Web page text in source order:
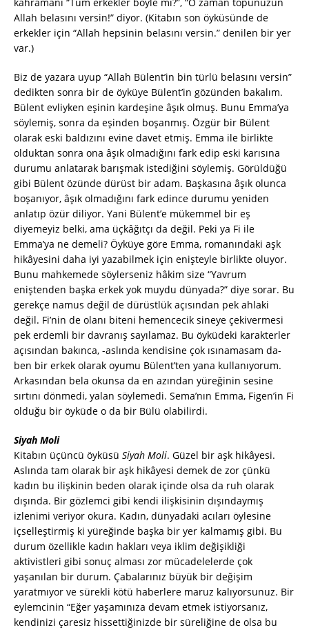
Allah belasını versin!” diyor. (Kitabın son öyküsünde de
erkekler için “Allah hepsinin belasını versin.” denilen bir yer
var.)
Biz de yazara uyup “Allah Bülent’in bin türlü belasını versin”
dedikten sonra bir de öyküye Bülent’in gözünden bakalım.
Bülent evliyken eşinin kardeşine âşık olmuş. Bunu Emma’ya
söylemiş, sonra da eşinden boşanmış. Özgür bir Bülent
olarak eski baldızını evine davet etmiş. Emma ile birlikte
olduktan sonra ona âşık olmadığını fark edip eski karısına
durumu anlatarak barışmak istediğini söylemiş. Görüldüğü
gibi Bülent özünde dürüst bir adam. Başkasına âşık olunca
boşanıyor, âşık olmadığını fark edince durumu yeniden
anlatıp özür diliyor. Yani Bülent’e mükemmel bir eş
diyemeyiz belki, ama üçkâğıtçı da değil. Peki ya Fi ile
Emma’ya ne demeli? Öyküye göre Emma, romanındaki aşk
hikâyesini daha iyi yazabilmek için enişteyle birlikte oluyor.
Bunu mahkemede söylerseniz hâkim size “Yavrum
eniştenden başka erkek yok muydu dünyada?” diye sorar. Bu
gerekçe namus değil de dürüstlük açısından pek ahlaki
değil. Fi’nin de olanı biteni hemencecik sineye çekivermesi
pek erdemli bir davranış sayılamaz. Bu öyküdeki karakterler
açısından bakınca, -aslında kendisine çok ısınamasam da-
ben bir erkek olarak oyumu Bülent’ten yana kullanıyorum.
Arkasından bela okunsa da en azından yüreğinin sesine
sırtını dönmedi, yalan söylemedi. Sema’nın Emma, Figen’in Fi
olduğu bir öyküde o da bir Bülü olabilirdi.
Siyah Moli
Kitabın üçüncü öyküsü Siyah Moli. Güzel bir aşk hikâyesi.
Aslında tam olarak bir aşk hikâyesi demek de zor çünkü
kadın bu ilişkinin beden olarak içinde olsa da ruh olarak
dışında. Bir gözlemci gibi kendi ilişkisinin dışındaymış
izlenimi veriyor okura. Kadın, dünyadaki acıları öylesine
içselleştirmiş ki yüreğinde başka bir yer kalmamış gibi. Bu
durum özellikle kadın hakları veya iklim değişikliği
aktivistleri gibi sonuç alması zor mücadelelerde çok
yaşanılan bir durum. Çabalarınız büyük bir değişim
yaratmıyor ve sürekli kötü haberlere maruz kalıyorsunuz. Bir
eylemcinin “Eğer yaşamınıza devam etmek istiyorsanız,
kendinizi çaresiz hissettiğinizde bir süreliğine de olsa bu